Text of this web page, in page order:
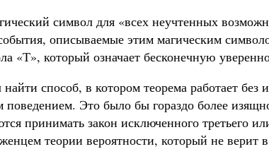
символ для «всех неучтенных
описываемые этим магическим
«Т», который означает бесконечную
способ, в котором теорема работает без
поведением. Это было бы гораздо более
принимать закон исключенного третьего
теории вероятности, который не верит